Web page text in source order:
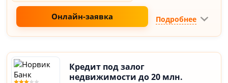
Онлайн-заявка Подробнее
Кредит под залог
недвижимости до 20 млн.